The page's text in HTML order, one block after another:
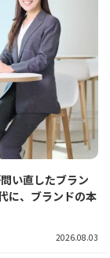
い直したブラン
に、ブランドの本
2026.08.03